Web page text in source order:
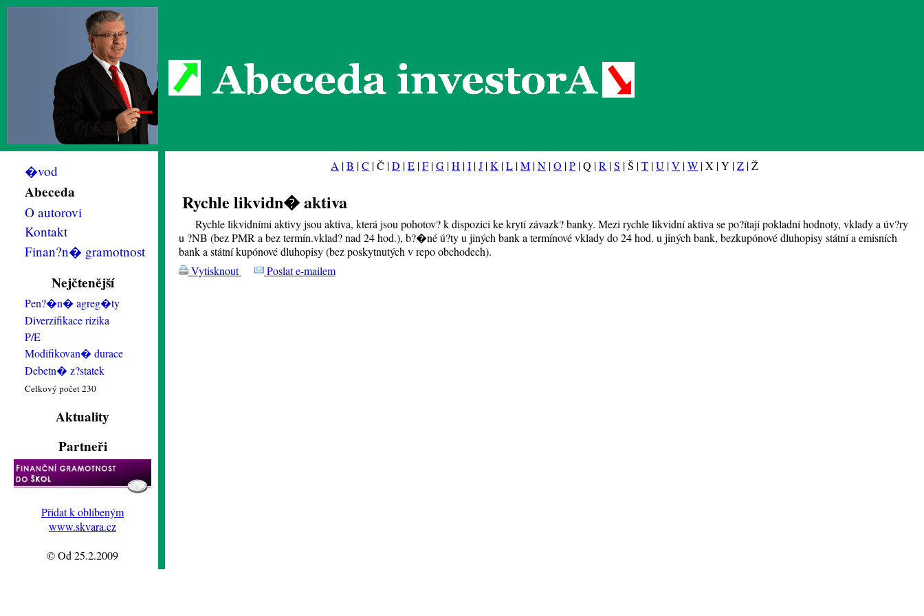
Abeceda investorA
�vod
Abeceda
O autorovi
Kontakt
Finan?n� gramotnost
Nejčtenější
Pen?�n� agreg�ty
Diverzifikace rizika
P/E
Modifikovan� durace
Debetn� z?statek
Celkový počet 230
Aktuality
Partneři
Přidat k oblíbeným
www.skvara.cz
© Od 25.2.2009
A |B |C | Č |D |E |F |G |H |I |J |K |L |M |N |O |P | Q |R |S | Š |T |U |V |W | X | Y |Z | Ž
Rychle likvidn� aktiva
Rychle likvidními aktivy jsou aktiva, která jsou pohotov? k dispozici ke krytí závazk? banky. Mezi rychle likvidní aktiva se po?ítají pokladní hodnoty, vklady a úv?ry
u ?NB (bez PMR a bez termín.vklad? nad 24 hod.), b?�né ú?ty u jiných bank a termínové vklady do 24 hod. u jiných bank, bezkupónové dluhopisy státní a emisních
bank a státní kupónové dluhopisy (bez poskytnutých v repo obchodech).
Vytisknout
Poslat e-mailem